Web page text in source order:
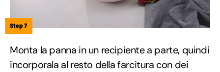
Step 7
Monta la panna in un recipiente a parte, quindi
incorporala al resto della farcitura con dei